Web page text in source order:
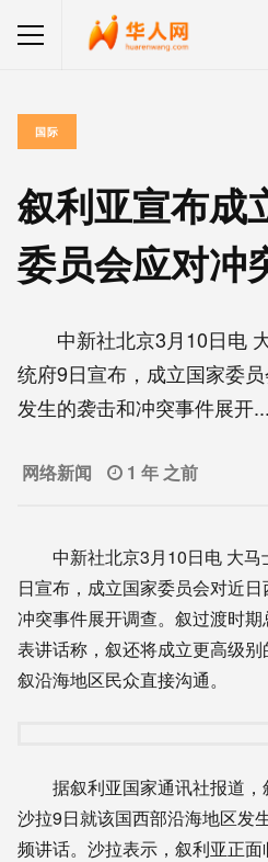
国际
叙利亚宣布成
委员会应对冲
中新社北京3月10日电
统府9日宣布，成立国家委
发生的袭击和冲突事件展开...
网络新闻 1 年 之前
中新社北京3月10日电 大马
日宣布，成立国家委员会对近
冲突事件展开调查。叙过渡时
表讲话称，叙还将成立更高级别
叙沿海地区民众直接沟通。
据叙利亚国家通讯社报道，
沙拉9日就该国西部沿海地区发
频讲话。沙拉表示，叙利亚正